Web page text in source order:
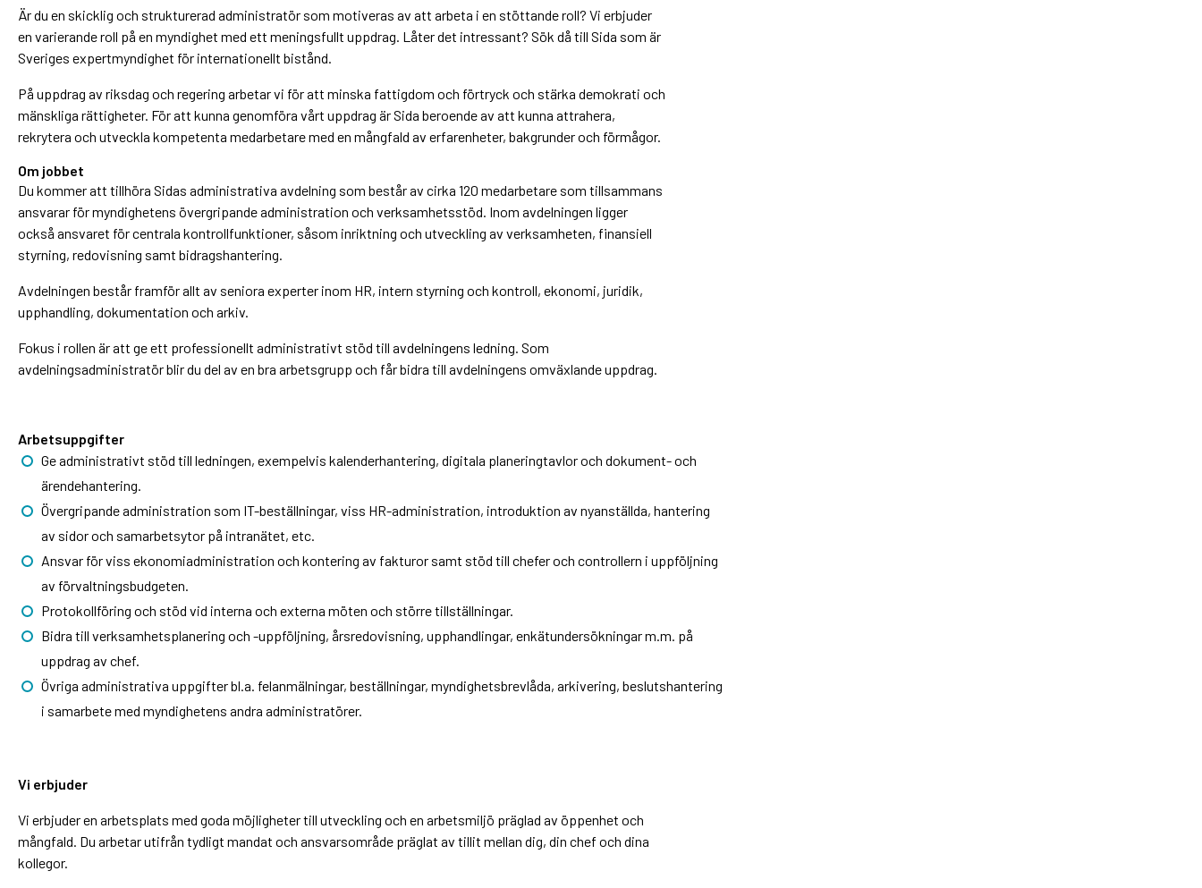
Är du en skicklig och strukturerad administratör som motiveras av att arbeta i en stöttande roll? Vi erbjuder
en varierande roll på en myndighet med ett meningsfullt uppdrag. Låter det intressant? Sök då till Sida som är
Sveriges expertmyndighet för internationellt bistånd.
På uppdrag av riksdag och regering arbetar vi för att minska fattigdom och förtryck och stärka demokrati och
mänskliga rättigheter. För att kunna genomföra vårt uppdrag är Sida beroende av att kunna attrahera,
rekrytera och utveckla kompetenta medarbetare med en mångfald av erfarenheter, bakgrunder och förmågor.
Om jobbet
Du kommer att tillhöra Sidas administrativa avdelning som består av cirka 120 medarbetare som tillsammans
ansvarar för myndighetens övergripande administration och verksamhetsstöd. Inom avdelningen ligger
också ansvaret för centrala kontrollfunktioner, såsom inriktning och utveckling av verksamheten, finansiell
styrning, redovisning samt bidragshantering.
Avdelningen består framför allt av seniora experter inom HR, intern styrning och kontroll, ekonomi, juridik,
upphandling, dokumentation och arkiv.
Fokus i rollen är att ge ett professionellt administrativt stöd till avdelningens ledning. Som
avdelningsadministratör blir du del av en bra arbetsgrupp och får bidra till avdelningens omväxlande uppdrag.
Arbetsuppgifter
Ge administrativt stöd till ledningen, exempelvis kalenderhantering, digitala planeringtavlor och dokument- och
ärendehantering.
Övergripande administration som IT-beställningar, viss HR-administration, introduktion av nyanställda, hantering
av sidor och samarbetsytor på intranätet, etc.
Ansvar för viss ekonomiadministration och kontering av fakturor samt stöd till chefer och controllern i uppföljning
av förvaltningsbudgeten.
Protokollföring och stöd vid interna och externa möten och större tillställningar.
Bidra till verksamhetsplanering och -uppföljning, årsredovisning, upphandlingar, enkätundersökningar m.m. på
uppdrag av chef.
Övriga administrativa uppgifter bl.a. felanmälningar, beställningar, myndighetsbrevlåda, arkivering, beslutshantering
i samarbete med myndighetens andra administratörer.
Vi erbjuder
Vi erbjuder en arbetsplats med goda möjligheter till utveckling och en arbetsmiljö präglad av öppenhet och
mångfald. Du arbetar utifrån tydligt mandat och ansvarsområde präglat av tillit mellan dig, din chef och dina
kollegor.